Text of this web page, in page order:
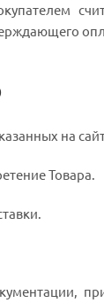
на
Товара.